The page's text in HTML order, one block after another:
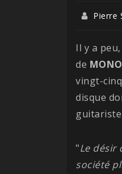
Pierre
Il y a
de MONO
vingt-
disque
"Le désir
société